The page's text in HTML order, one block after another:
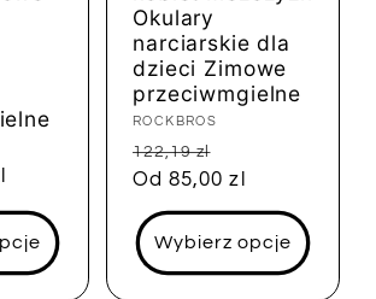
Okulary
narciarskie dla
dzieci Zimowe
przeciwmgielne
Dostawca:
ROCKBROS
Cena
regularna
122,19 zl
sprzedaży
Od 85,00 zl
Wybierz opcje